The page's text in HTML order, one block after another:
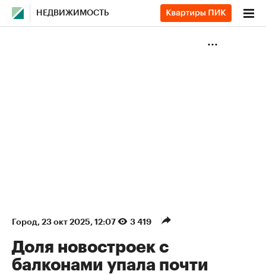
НЕДВИЖИМОСТЬ
Город⁠, 23 окт 2025, 12:07 3 419
Доля новостроек с
балконами упала почти